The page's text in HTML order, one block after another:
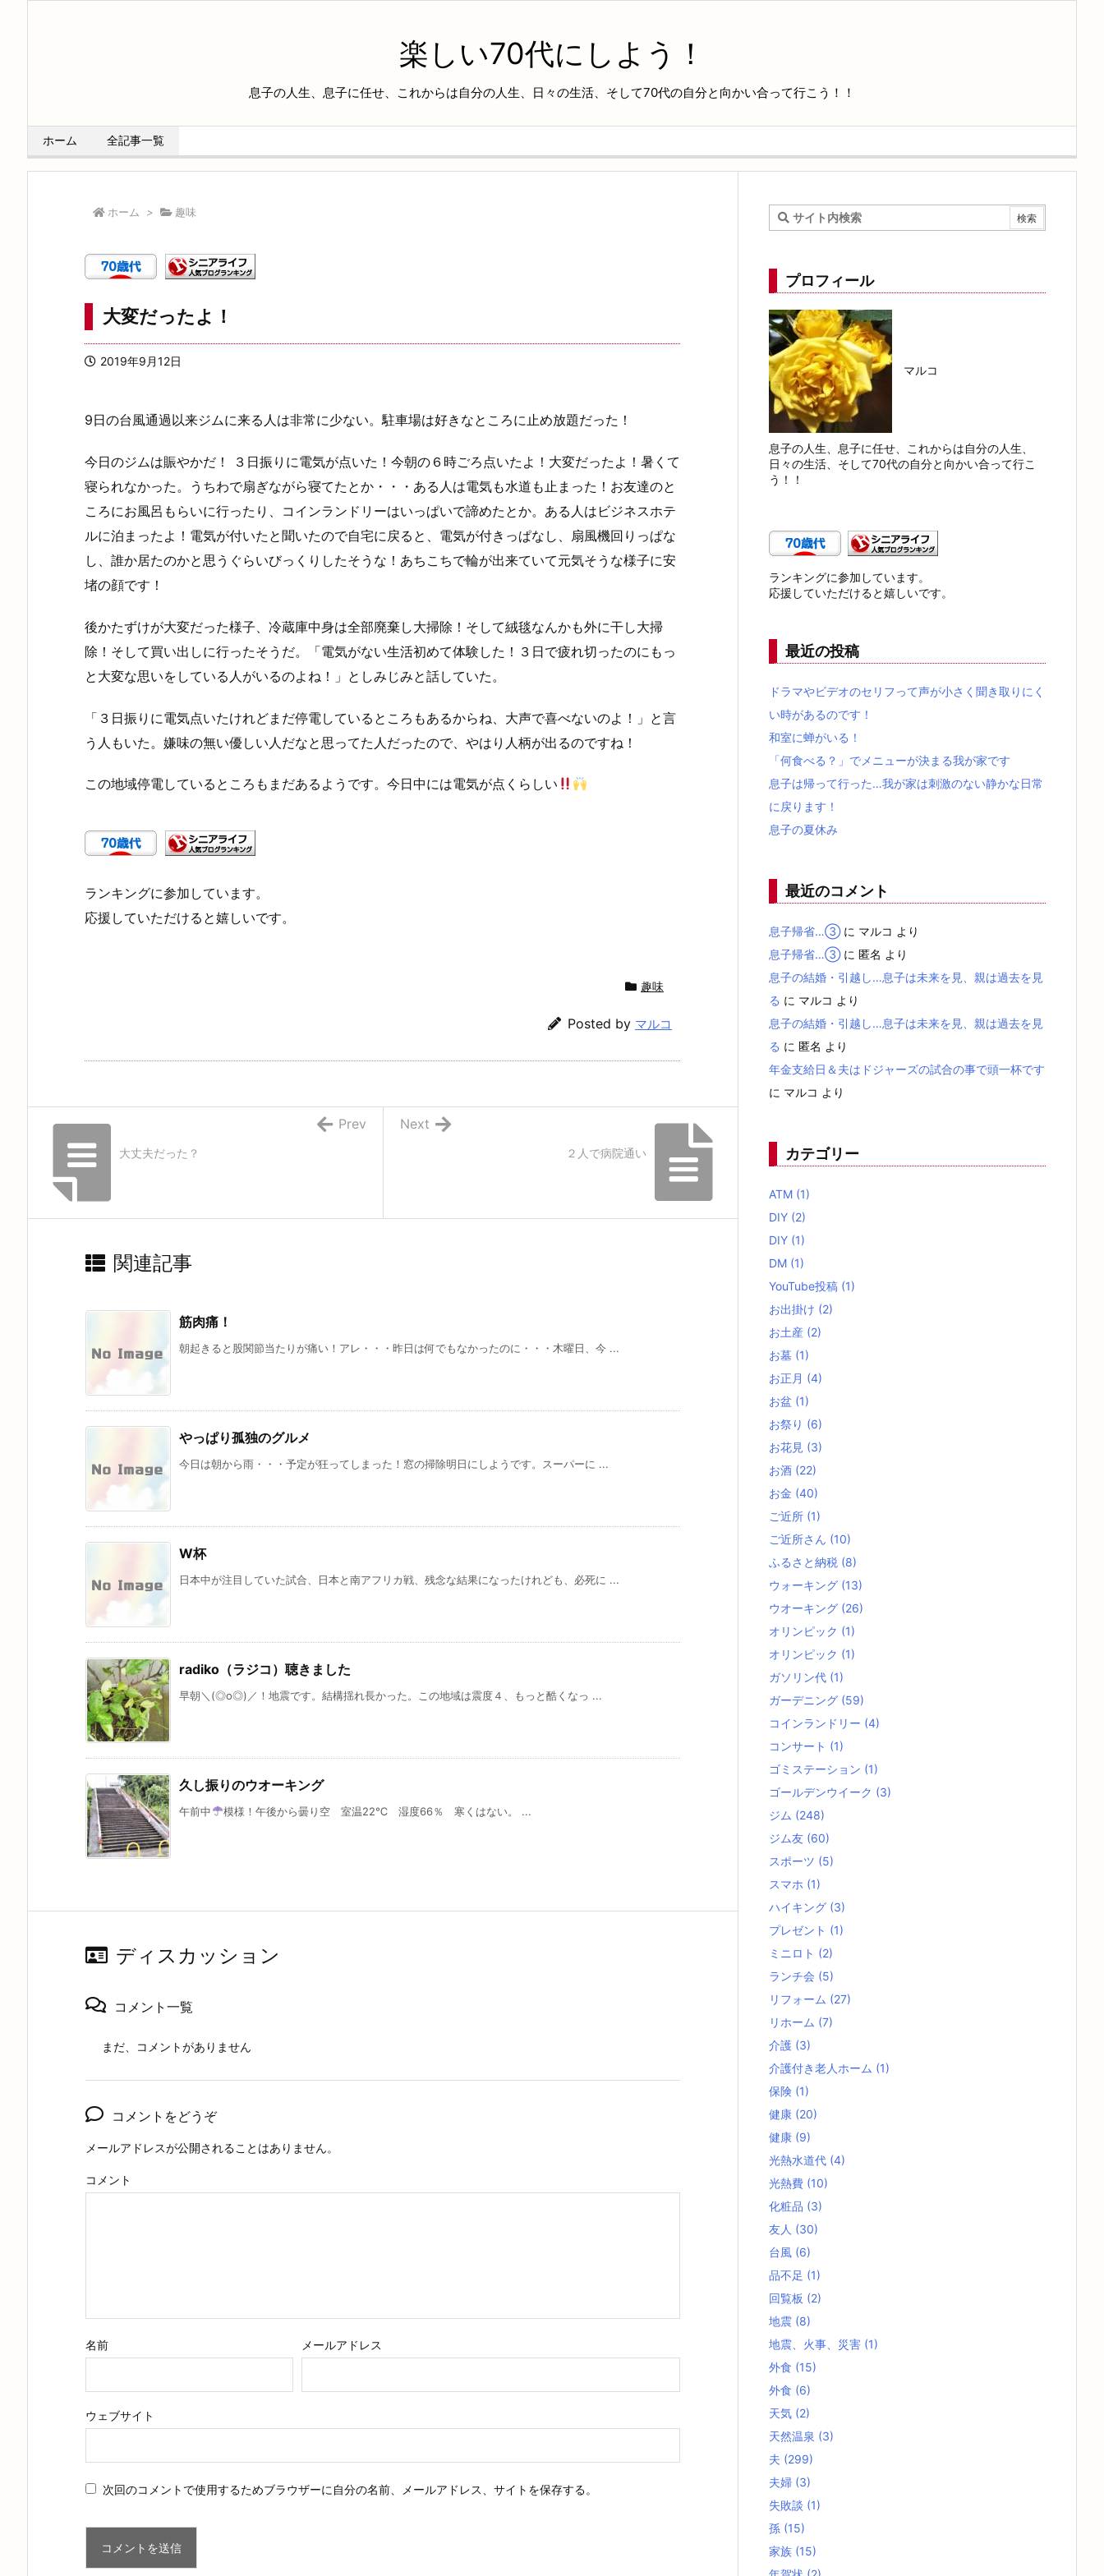
楽しい70代にしよう！
息子の人生、息子に任せ、これからは自分の人生、日々の生活、そして70代の自分と向かい合って行こう！！
ホーム 全記事一覧
ホーム > 趣味
大変だったよ！
2019年9月12日
9日の台風通過以来ジムに来る人は非常に少ない。駐車場は好きなところに止め放題だった！
今日のジムは賑やかだ！ ３日振りに電気が点いた！今朝の６時ごろ点いたよ！大変だったよ！暑くて
寝られなかった。うちわで扇ぎながら寝てたとか・・・ある人は電気も水道も止まった！お友達のと
ころにお風呂もらいに行ったり、コインランドリーはいっぱいで諦めたとか。ある人はビジネスホテ
ルに泊まったよ！電気が付いたと聞いたので自宅に戻ると、電気が付きっぱなし、扇風機回りっぱな
し、誰か居たのかと思うぐらいびっくりしたそうな！あちこちで輪が出来ていて元気そうな様子に安
堵の顔です！
後かたずけが大変だった様子、冷蔵庫中身は全部廃棄し大掃除！そして絨毯なんかも外に干し大掃
除！そして買い出しに行ったそうだ。「電気がない生活初めて体験した！３日で疲れ切ったのにもっ
と大変な思いをしている人がいるのよね！」としみじみと話していた。
「３日振りに電気点いたけれどまだ停電しているところもあるからね、大声で喜べないのよ！」と言
う人もいた。嫌味の無い優しい人だなと思ってた人だったので、やはり人柄が出るのですね！
この地域停電しているところもまだあるようです。今日中には電気が点くらしい
ランキングに参加しています。
応援していただけると嬉しいです。
趣味
Posted by マルコ
２人で病院通い
Next
大丈夫だった？
Prev
関連記事
筋肉痛！
朝起きると股関節当たりが痛い！アレ・・・昨日は何でもなかったのに・・・木曜日、今 ...
やっぱり孤独のグルメ
今日は朝から雨・・・予定が狂ってしまった！窓の掃除明日にしようです。スーパーに ...
W杯
日本中が注目していた試合、日本と南アフリカ戦、残念な結果になったけれども、必死に ...
radiko（ラジコ）聴きました
早朝＼(◎o◎)／！地震です。結構揺れ長かった。この地域は震度４、もっと酷くなっ ...
久し振りのウオーキング
午前中 模様！午後から曇り空 室温22℃ 湿度66％ 寒くはない。 ...
ディスカッション
コメント一覧
まだ、コメントがありません
コメントをどうぞ
メールアドレスが公開されることはありません。
コメント
名前 メールアドレス
ウェブサイト
次回のコメントで使用するためブラウザーに自分の名前、メールアドレス、サイトを保存する。
プロフィール
マルコ
息子の人生、息子に任せ、これからは自分の人生、
日々の生活、そして70代の自分と向かい合って行こ
う！！
ランキングに参加しています。
応援していただけると嬉しいです。
最近の投稿
ドラマやビデオのセリフって声が小さく聞き取りにく
い時があるのです！
和室に蝉がいる！
「何食べる？」でメニューが決まる我が家です
息子は帰って行った…我が家は刺激のない静かな日常
に戻ります！
息子の夏休み
最近のコメント
息子帰省…③に マルコ より
息子帰省…③に 匿名 より
息子の結婚・引越し…息子は未来を見、親は過去を見
る に マルコ より
息子の結婚・引越し…息子は未来を見、親は過去を見
る に 匿名 より
年金支給日＆夫はドジャーズの試合の事で頭一杯です
に マルコ より
カテゴリー
ATM (1)
DIY (2)
DIY (1)
DM (1)
YouTube投稿 (1)
お出掛け (2)
お土産 (2)
お墓 (1)
お正月 (4)
お盆 (1)
お祭り (6)
お花見 (3)
お酒 (22)
お金 (40)
ご近所 (1)
ご近所さん (10)
ふるさと納税 (8)
ウォーキング (13)
ウオーキング (26)
オリンピック (1)
オリンピック (1)
ガソリン代 (1)
ガーデニング (59)
コインランドリー (4)
コンサート (1)
ゴミステーション (1)
ゴールデンウイーク (3)
ジム (248)
ジム友 (60)
スポーツ (5)
スマホ (1)
ハイキング (3)
プレゼント (1)
ミニロト (2)
ランチ会 (5)
リフォーム (27)
リホーム (7)
介護 (3)
介護付き老人ホーム (1)
保険 (1)
健康 (20)
健康 (9)
光熱水道代 (4)
光熱費 (10)
化粧品 (3)
友人 (30)
台風 (6)
品不足 (1)
回覧板 (2)
地震 (8)
地震、火事、災害 (1)
外食 (15)
外食 (6)
天気 (2)
天然温泉 (3)
夫 (299)
夫婦 (3)
失敗談 (1)
孫 (15)
家族 (15)